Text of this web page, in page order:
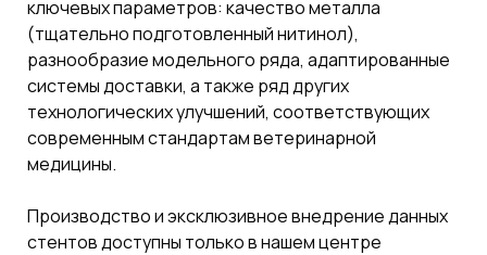
ключевых параметров: качество металла
(тщательно подготовленный нитинол),
разнообразие модельного ряда, адаптированные
системы доставки, а также ряд других
технологических улучшений, соответствующих
современным стандартам ветеринарной
медицины.
Производство и эксклюзивное внедрение данных
стентов доступны только в нашем центре